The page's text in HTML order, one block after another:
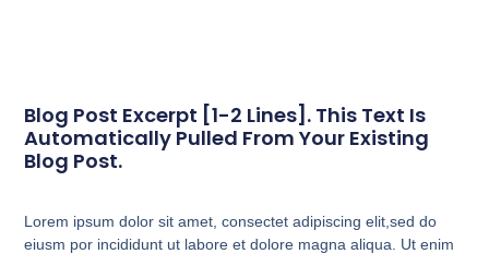
Blog Post Excerpt [1-2 Lines]. This Text Is
Automatically Pulled From Your Existing
Blog Post.
Lorem ipsum dolor sit amet, consectet adipiscing elit,sed do
eiusm por incididunt ut labore et dolore magna aliqua. Ut enim